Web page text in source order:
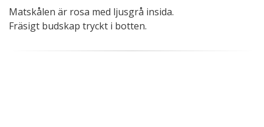
Matskålen är rosa med ljusgrå insida.
Fräsigt budskap tryckt i botten.